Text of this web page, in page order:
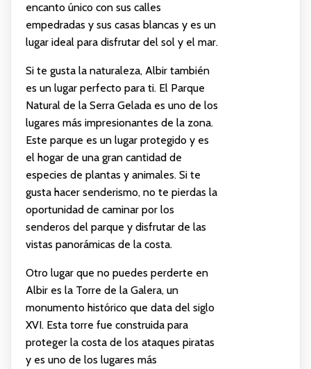
encanto único con sus calles
empedradas y sus casas blancas y es un
lugar ideal para disfrutar del sol y el mar.
Si te gusta la naturaleza, Albir también
es un lugar perfecto para ti. El Parque
Natural de la Serra Gelada es uno de los
lugares más impresionantes de la zona.
Este parque es un lugar protegido y es
el hogar de una gran cantidad de
especies de plantas y animales. Si te
gusta hacer senderismo, no te pierdas la
oportunidad de caminar por los
senderos del parque y disfrutar de las
vistas panorámicas de la costa.
Otro lugar que no puedes perderte en
Albir es la Torre de la Galera, un
monumento histórico que data del siglo
XVI. Esta torre fue construida para
proteger la costa de los ataques piratas
y es uno de los lugares más